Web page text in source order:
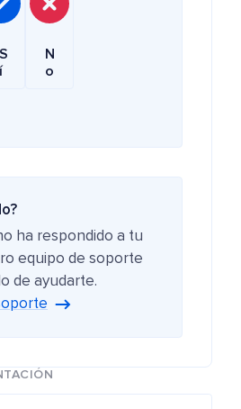
S
í
N
o
ha respondido a tu
equipo de soporte
de ayudarte.